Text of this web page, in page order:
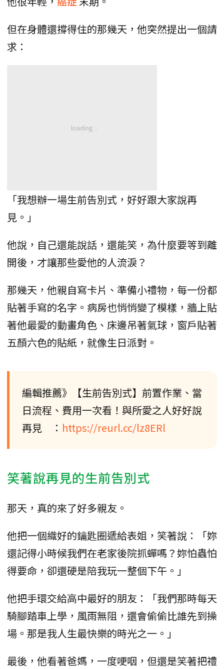
但在身體還撐得住的那幾天，他突然提出一個請
求：
「我想辦一場生前告別式，好好跟大家說再
見。」
他說，自己還能說話，還能笑，為什麼要等到離
開後，才讓那些愛他的人流淚？
那幾天，他親自寫卡片、準備小禮物，每一份都
貼著手寫的名字。病房也悄悄變了模樣，牆上貼
著他最愛的動畫角色、床邊吊著氣球，窗戶貼著
五顏六色的貼紙，就像生日派對。
編輯推薦》【生前告別式】前置作業、當
日流程、費用一次看！與所愛之人好好說
再見 ： https://reurl.cc/lz8ERl
笑著說再見的生前告別式
那天，真的來了好多親友。
他把一個織好的鑰匙圈遞給表姐，笑著說：「妳
還記得小時候我們在老家後院抓蟬嗎？妳怕蟲怕
得要命，卻還硬是陪我玩一整個下午。」
他把手環交給高中最好的朋友：「我們那時每天
騎腳踏車上學，風雨無阻，還會偷偷比誰先到操
場。那是我人生最快樂的時光之一。」
最後，他看著爸媽，一度哽咽，但還是笑著把禮